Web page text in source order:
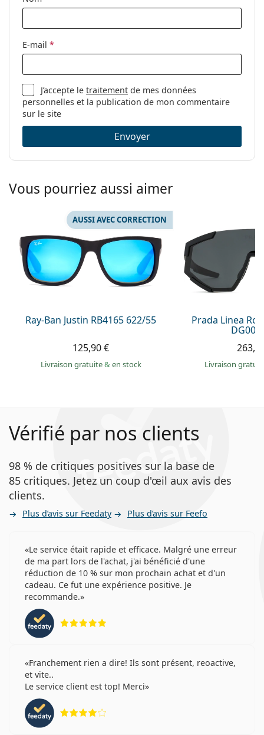
E-mail *
J’accepte letraitement de mes données
personnelles et la publication de mon commentaire
sur le site
Envoyer
Vous pourriez aussi aimer
Ray-Ban Justin RB4165 622/55
AUSSI AVEC CORRECTION
125,90 €
Livraison gratuite& en stock
Prada Linea
Livraison
Vérifié par nos clients
98 % de critiques positives sur la base de
85 critiques. Jetez un coup d'œil aux avis des
clients.
Plus d’avis sur Feedaty Plus d’avis sur Feefo
Le service était rapide et efficace. Malgré une erreur
de ma part lors de l'achat, j'ai bénéficié d'une
réduction de 10 % sur mon prochain achat et d'un
cadeau. Ce fut une expérience positive. Je
recommande.
Franchement rien a dire! Ils sont présent, reoactive,
et vite..
Le service client est top! Merci